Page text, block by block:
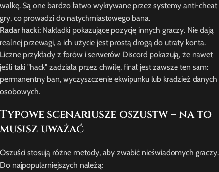
walkę. Są one bardzo łatwo wykrywane przez systemy anti-cheat
gry, co prowadzi do natychmiastowego bana.
Radar hacki: Nakładki pokazujące pozycję innych graczy. Nie dają
realnej przewagi, a ich użycie jest prostą drogą do utraty konta.
Liczne przykłady z forów i serwerów Discord pokazują, że nawet
jeśli taki "hack" zadziała przez chwilę, finał jest zawsze ten sam:
permanentny ban, wyczyszczenie ekwipunku lub kradzież danych
osobowych.
Typowe scenariusze oszustw – na to
musisz uważać
Oszuści stosują różne metody, aby zwabić nieświadomych graczy.
Do najpopularniejszych należą: